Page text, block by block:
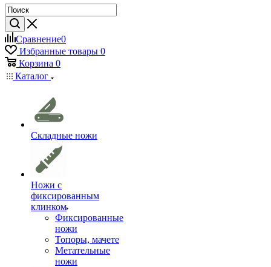
Сравнение0
Избранные товары 0
Корзина 0
Каталог
Складные ножи
Ножи с
фиксированным
клинком
Фиксированные
ножи
Топоры, мачете
Метательные
ножи